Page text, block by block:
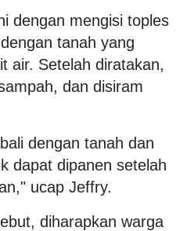
dengan mengisi toples
tanah yang
air. Setelah diratakan,
dan disiram
dengan tanah dan
dapat dipanen setelah
ucap Jeffry.
diharapkan warga